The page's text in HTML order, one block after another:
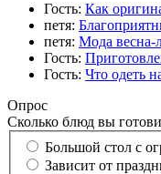
Гость: Как
петя:
петя: Мода весна-
Гость:
Гость: Что одеть
Опрос
Сколько блюд вы
Большой стол с
Зависит от